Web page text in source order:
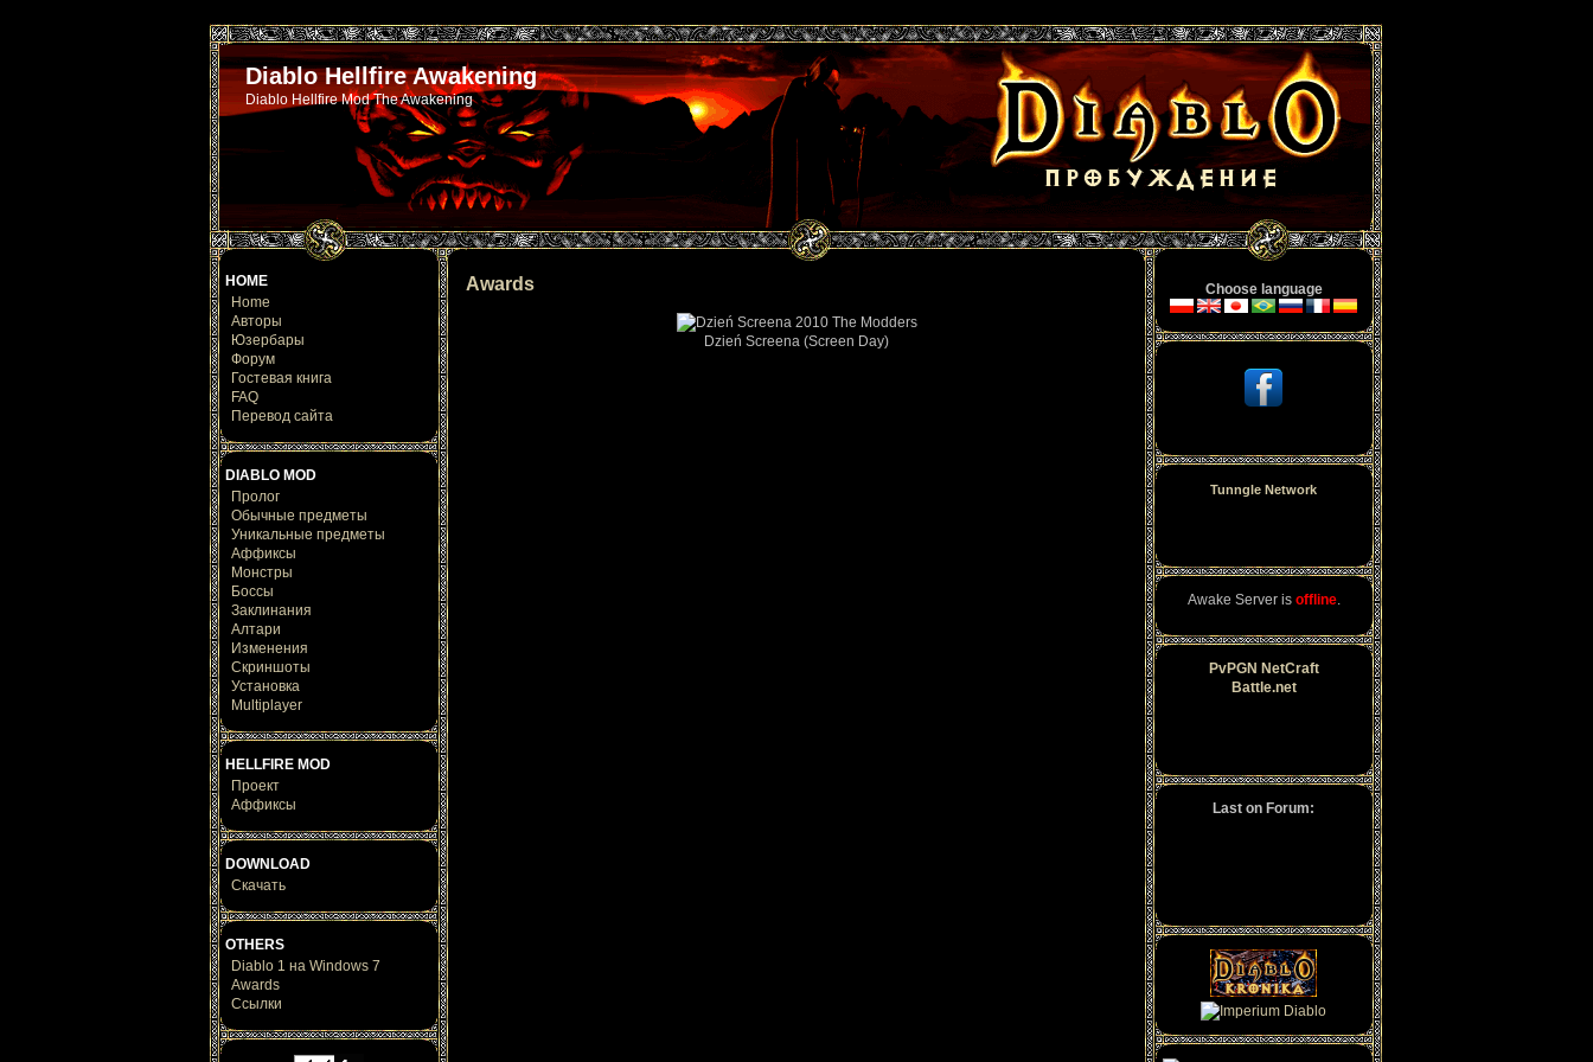
Diablo Hellfire Awakening
Diablo Hellfire Mod The Awakening
HOME
Home
Авторы
Юзербары
Форум
Гостевая книга
FAQ
Перевод сайта
DIABLO MOD
Пролог
Обычные предметы
Уникальные предметы
Аффиксы
Монстры
Боссы
Заклинания
Алтари
Изменения
Скриншоты
Установка
Multiplayer
HELLFIRE MOD
Проект
Аффиксы
DOWNLOAD
Скачать
OTHERS
Diablo 1 на Windows 7
Awards
Ссылки
Awards
Dzień Screena (Screen Day)
Choose language
Tunngle Network
Awake Server is offline.
PvPGN NetCraft
Battle.net
Last on Forum: